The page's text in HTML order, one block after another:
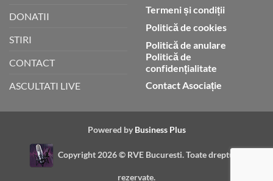
DONATII
STIRI
CONTACT
ASCULTATI LIVE
Termeni și condiții
Politică de cookies
Politică de anulare
Politică de
confidențialitate
Contact Asociație
Powered by Business Plus
Copyright 2026 © RVE Bucuresti. Toate drepturile
rezervate.